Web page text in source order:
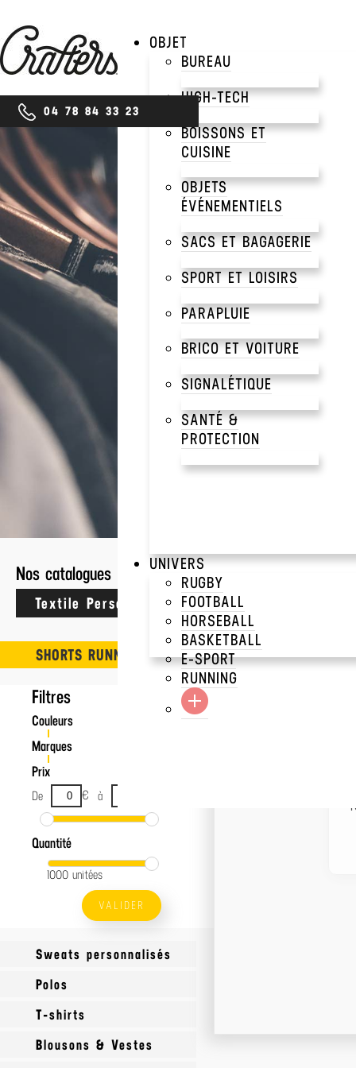
04 78 84 33 23
OBJET
BUREAU
HIGH-TECH
BOISSONS ET
CUISINE
OBJETS
ÉVÉNEMENTIELS
SACS ET BAGAGERIE
SPORT ET LOISIRS
PARAPLUIE
BRICO ET VOITURE
SIGNALÉTIQUE
SANTÉ &
PROTECTION
UNIVERS
RUGBY
FOOTBALL
HORSEBALL
BASKETBALL
E-SPORT
RUNNING
PRODUITS
Nos catalogues
SHORTS RUNNING
Filtres
Couleurs
Marques
Prix
De € à
Quantité
1000 unitées
VALIDER
Sweats personnalisés
Sweats Made In France
Teddys
Sweats à capuche
Polos
Polos manches courtes
Polos manches longues
T-shirts
T-shirts col rond
Blousons & Vestes